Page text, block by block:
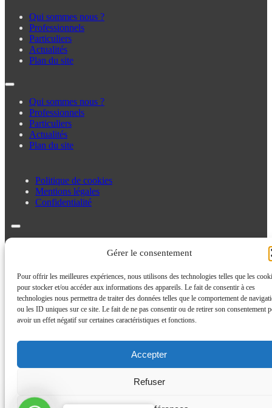
Gérer le consentement
Pour offrir les meilleures expériences, nous utilisons des technologies telles que les
pour stocker et/ou accéder aux informations des appareils. Le fait de consentir à ces
technologies nous permettra de traiter des données telles que le comportement de
ou les ID uniques sur ce site. Le fait de ne pas consentir ou de retirer son consentement
avoir un effet négatif sur certaines caractéristiques et fonctions.
Accepter
Refuser
Qui sommes nous ?
Professionnels
Particuliers
Actualités
Plan du site
Qui sommes nous ?
Professionnels
Particuliers
Actualités
Plan du site
Politique de cookies
Mentions légales
Confidentialité